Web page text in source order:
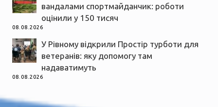
вандалами спортмайданчик: роботи
оцінили у 150 тисяч
08.08.2026
У Рівному відкрили Простір турботи для
ветеранів: яку допомогу там
надаватимуть
08.08.2026